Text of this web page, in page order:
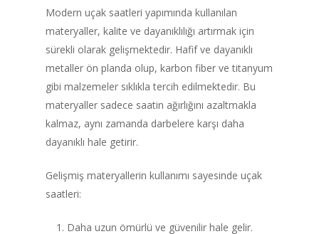
Modern uçak saatleri yapımında kullanılan
materyaller, kalite ve dayanıklılığı artırmak için
sürekli olarak gelişmektedir. Hafif ve dayanıklı
metaller ön planda olup, karbon fiber ve titanyum
gibi malzemeler sıklıkla tercih edilmektedir. Bu
materyaller sadece saatin ağırlığını azaltmakla
kalmaz, aynı zamanda darbelere karşı daha
dayanıklı hale getirir.
Gelişmiş materyallerin kullanımı sayesinde uçak
saatleri:
Daha uzun ömürlü ve güvenilir hale gelir.